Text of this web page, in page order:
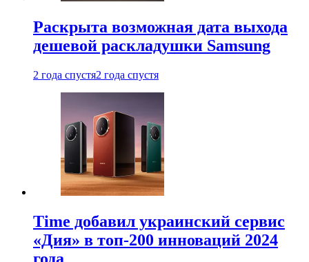
Раскрыта возможная дата выхода
дешевой раскладушки Samsung
2 года спустя2 года спустя
Time добавил украинский сервис
«Дия» в топ-200 инноваций 2024
года